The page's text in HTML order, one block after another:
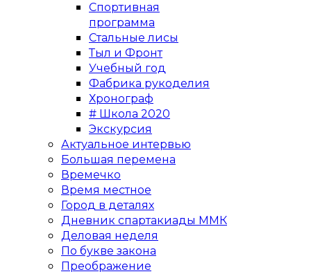
Спортивная
программа
Стальные лисы
Тыл и Фронт
Учебный год
Фабрика рукоделия
Хронограф
# Школа 2020
Экскурсия
Актуальное интервью
Большая перемена
Времечко
Время местное
Город в деталях
Дневник спартакиады ММК
Деловая неделя
По букве закона
Преображение